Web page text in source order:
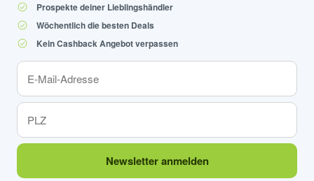
Prospekte deiner Lieblingshändler
Wöchentlich die besten Deals
Kein Cashback Angebot verpassen
Newsletter anmelden